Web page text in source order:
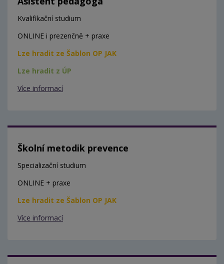
Kvalifikační studium
ONLINE i prezenčně + praxe
Lze hradit ze Šablon OP JAK
Lze hradit z ÚP
Více informací
Školní metodik prevence
Specializační studium
ONLINE + praxe
Lze hradit ze Šablon OP JAK
Více informací